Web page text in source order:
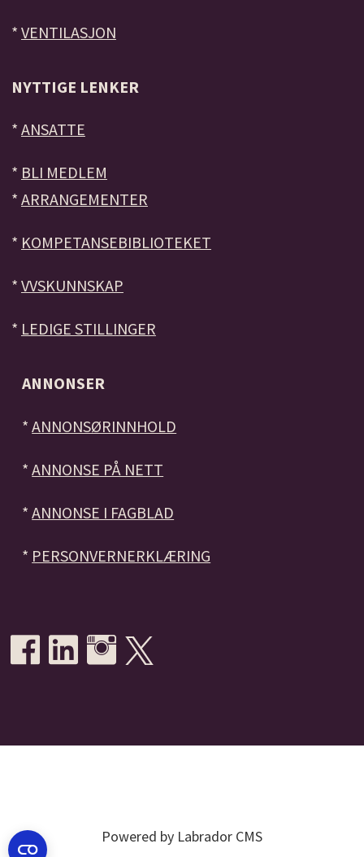
* VENTILASJON
NYTTIGE LENKER
* ANSATTE
* BLI MEDLEM
* ARRANGEMENTER
* KOMPETANSEBIBLIOTEKET
* VVSKUNNSKAP
* LEDIGE STILLINGER
ANNONSER
*ANNONSØRINNHOLD
*ANNONSE PÅ NETT
*ANNONSE I FAGBLAD
* PERSONVERNERKLÆRING
Powered by Labrador CMS